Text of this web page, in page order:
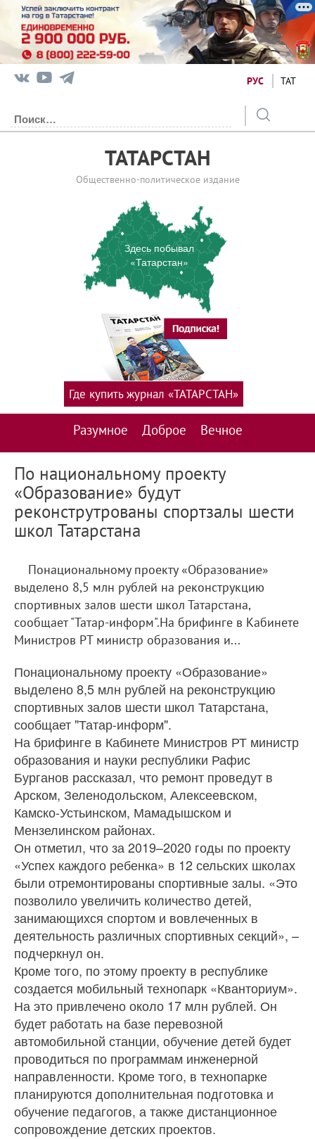
РУС ТАТ
ТАТАРСТАН
Общественно-политическое издание
Здесь побывал
«Татарстан»
Разумное Доброе Вечное
Где купить журнал «ТАТАРСТАН»
По национальному проекту
«Образование» будут
реконструтрованы спортзалы шести
школ Татарстана
Понациональному проекту «Образование»
выделено 8,5 млн рублей на реконструкцию
спортивных залов шести школ Татарстана,
сообщает "Татар-информ".На брифинге в Кабинете
Министров РТ министр образования и...
Понациональному проекту «Образование»
выделено 8,5 млн рублей на реконструкцию
спортивных залов шести школ Татарстана,
сообщает "Татар-информ".
На брифинге в Кабинете Министров РТ министр
образования и науки республики Рафис
Бурганов рассказал, что ремонт проведут в
Арском, Зеленодольском, Алексеевском,
Камско-Устьинском, Мамадышском и
Мензелинском районах.
Он отметил, что за 2019–2020 годы по проекту
«Успех каждого ребенка» в 12 сельских школах
были отремонтированы спортивные залы. «Это
позволило увеличить количество детей,
занимающихся спортом и вовлеченных в
деятельность различных спортивных секций», –
подчеркнул он.
Кроме того, по этому проекту в республике
создается мобильный технопарк «Кванториум».
На это привлечено около 17 млн рублей. Он
будет работать на базе перевозной
автомобильной станции, обучение детей будет
проводиться по программам инженерной
направленности. Кроме того, в технопарке
планируются дополнительная подготовка и
обучение педагогов, а также дистанционное
сопровождение детских проектов.